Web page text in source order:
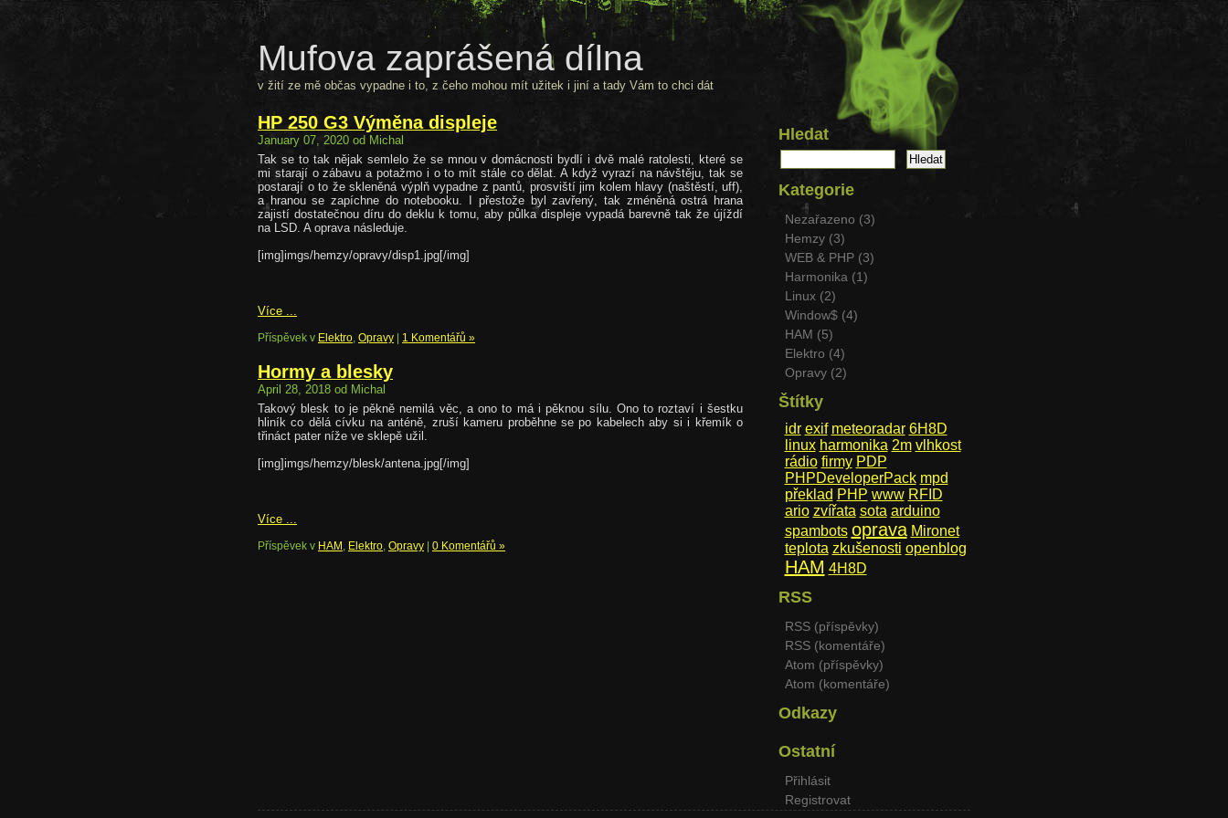
Mufova zaprášená dílna
v žití ze mě občas vypadne i to, z čeho mohou mít užitek i jiní a tady Vám to chci dát
HP 250 G3 Výměna displeje
January 07, 2020 od Michal
Tak se to tak nějak semlelo že se mnou v domácnosti bydlí i dvě malé ratolesti, které se
mi starají o zábavu a potažmo i o to mít stále co dělat. A když vyrazí na návštěju, tak se
postarají o to že skleněná výplň vypadne z pantů, prosviští jim kolem hlavy (naštěstí, uff),
a hranou se zapíchne do notebooku. I přestože byl zavřený, tak zméněná ostrá hrana
zajistí dostatečnou díru do deklu k tomu, aby půlka displeje vypadá barevně tak že újíždí
na LSD. A oprava následuje.
[img]imgs/hemzy/opravy/disp1.jpg[/img]
Více ...
Příspěvek v Elektro Opravy | 1 Komentářů »
Hormy a blesky
April 28, 2018 od Michal
Takový blesk to je pěkně nemilá věc, a ono to má i pěknou sílu. Ono to roztaví i šestku
hliník co dělá cívku na anténě, zruší kameru proběhne se po kabelech aby si i křemík o
třináct pater níže ve sklepě užil.
[img]imgs/hemzy/blesk/antena.jpg[/img]
Více ...
Příspěvek v HAM Elektro Opravy | 0 Komentářů »
Hledat
Kategorie
Nezařazeno (3)
Hemzy (3)
WEB & PHP (3)
Harmonika (1)
Linux (2)
Window$ (4)
HAM (5)
Elektro (4)
Opravy (2)
Štítky
idr exif meteoradar 6H8D
linux harmonika 2m vlhkost
rádio firmy PDP
PHPDeveloperPack mpd
překlad PHP www RFID
ario zvířata sota arduino
spambots oprava Mironet
teplota zkušenosti openblog
HAM 4H8D
RSS
RSS (příspěvky)
RSS (komentáře)
Atom (příspěvky)
Atom (komentáře)
Odkazy
Ostatní
Přihlásit
Registrovat